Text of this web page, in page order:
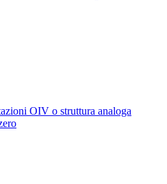
OIV o struttura analoga